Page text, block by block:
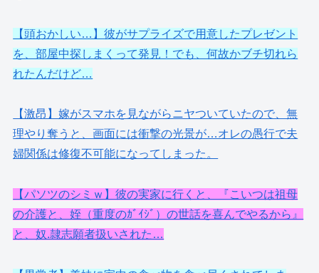
【頭おかしい…】彼がサプライズで用意したプレゼント
を、部屋中探しまくって発見！でも、何故かブチ切れら
れたんだけど…
【激昂】嫁がスマホを見ながらニヤついていたので、無
理やり奪うと、画面には衝撃の光景が…オレの愚行で夫
婦関係は修復不可能になってしまった。
【パソツのシミｗ】彼の実家に行くと、『こいつは祖母
の介護と、姪（重度のｶﾞｲｼﾞ）の世話を喜んでやるから』
と、奴.隷志願者扱いされた…